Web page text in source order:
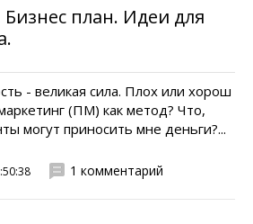
план. Идеи для
- великая сила. Плох или хорош
(ПМ) как метод? Что,
могут приносить мне деньги?...
1 комментарий